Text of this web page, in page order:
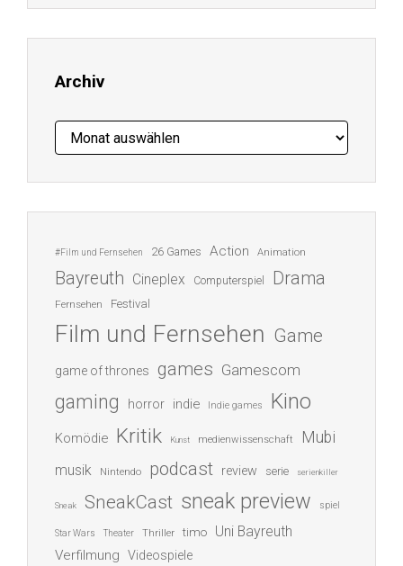
ein ...
Archiv
Archiv
#Film und Fernsehen 26 Games Action Animation
Bayreuth Cineplex Computerspiel Drama
Fernsehen Festival
Film und Fernsehen Game
game of thrones games Gamescom
gaming horror indie Indie games Kino
Komödie Kritik Kunst medienwissenschaft Mubi
musik Nintendo podcast review serie serienkiller
Sneak SneakCast sneak preview spiel
Star Wars Theater Thriller timo Uni Bayreuth
Verfilmung Videospiele